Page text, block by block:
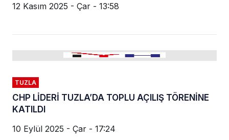
12 Kasım 2025 - Çar - 13:58
TUZLA
CHP LİDERİ TUZLA’DA TOPLU AÇILIŞ TÖRENİNE
KATILDI
10 Eylül 2025 - Çar - 17:24